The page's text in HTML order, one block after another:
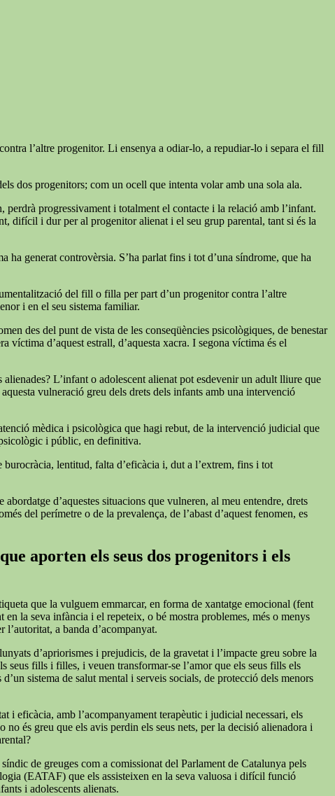
l’altre progenitor. Li ensenya a odiar-lo, a repudiar-lo i separa el fill
dos progenitors; com un ocell que intenta volar amb una sola ala.
progressivament i totalment el contacte i la relació amb l’infant.
difícil i dur per al progenitor alienat i el seu grup parental, tant si és la
generat controvèrsia. S’ha parlat fins i tot d’una síndrome, que ha
del fill o filla per part d’un progenitor contra l’altre
i en el seu sistema familiar.
des del punt de vista de les conseqüències psicològiques, de benestar
d’aquest estrall, d’aquesta xacra. I segona víctima és el
L’infant o adolescent alienat pot esdevenir un adult lliure que
vulneració greu dels drets dels infants amb una intervenció
mèdica i psicològica que hagi rebut, de la intervenció judicial que
i públic, en definitiva.
lentitud, falta d’eficàcia i, dut a l’extrem, fins i tot
d’aquestes situacions que vulneren, al meu entendre, drets
del perímetre o de la prevalença, de l’abast d’aquest fenomen, es
aporten els seus dos progenitors i els
que la vulguem emmarcar, en forma de xantatge emocional (fent
la seva infància i el repeteix, o bé mostra problemes, més o menys
l’autoritat, a banda d’acompanyat.
d’apriorismes i prejudicis, de la gravetat i l’impacte greu sobre la
seus fills i filles, i veuen transformar-se l’amor que els seus fills els
sistema de salut mental i serveis socials, de protecció dels menors
i eficàcia, amb l’acompanyament terapèutic i judicial necessari, els
és greu que els avis perdin els seus nets, per la decisió alienadora i
de greuges com a comissionat del Parlament de Catalunya pels
(EATAF) que els assisteixen en la seva valuosa i difícil funció
i adolescents alienats.